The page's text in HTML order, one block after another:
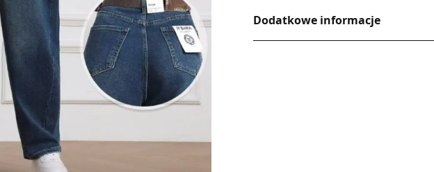
Dodatkowe informacje